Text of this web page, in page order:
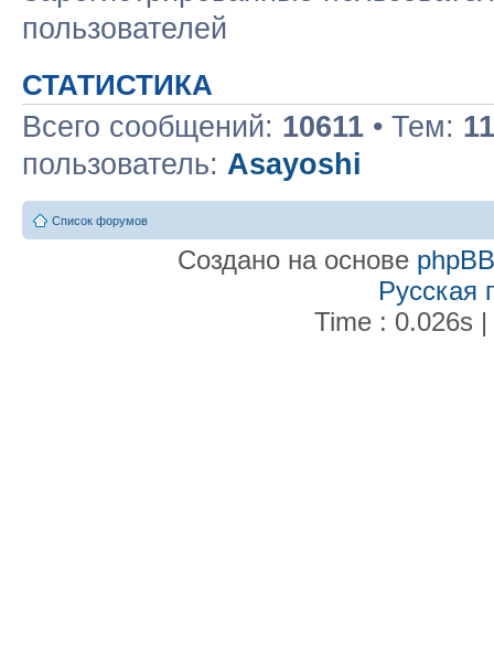
пользователей
СТАТИСТИКА
Всего сообщений: 10611 • Тем:
пользователь: Asayoshi
Список форумов
Создано на основе phpBB
Русская
Time : 0.026s